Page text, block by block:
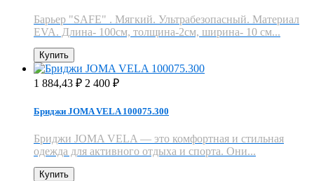
Барьер "SAFE" . Мягкий. Ультрабезопасный. Материал
EVA. Длина- 100см, толщина-2см, ширина- 10 см...
Купить
1 884,43 ₽ 2 400 ₽
Бриджи JOMA VELA 100075.300
Бриджи JOMA VELA — это комфортная и стильная
одежда для активного отдыха и спорта. Они...
Купить